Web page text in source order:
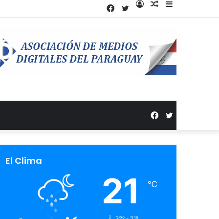
Barra
Publicación
azar
Acceso
Twitter
Facebook
Twitter
Facebook
El Clima
21 ℃